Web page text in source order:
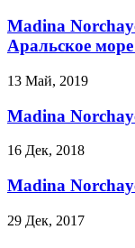
Madina
Аральское
13 Май, 2019
Madina
16 Дек, 2018
Madina
29 Дек, 2017